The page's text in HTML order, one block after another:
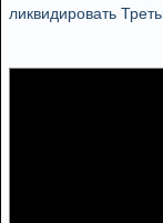
ликвидировать